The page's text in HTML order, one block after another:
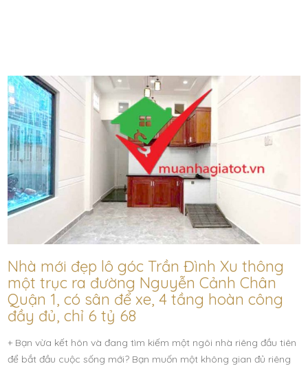
Nhà mới đẹp lô góc Trần Đình Xu thông
một trục ra đường Nguyễn Cảnh Chân
Quận 1, có sân để xe, 4 tầng hoàn công
đầy đủ, chỉ 6 tỷ 68
+ Bạn vừa kết hôn và đang tìm kiếm một ngôi nhà riêng đầu tiên
để bắt đầu cuộc sống mới? Bạn muốn một không gian đủ riêng